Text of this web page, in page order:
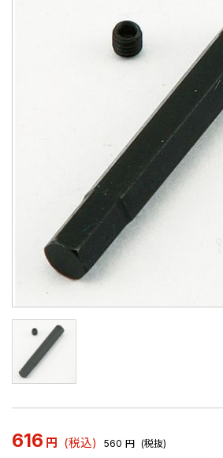
616 円 (税込) 560 円 (税抜)